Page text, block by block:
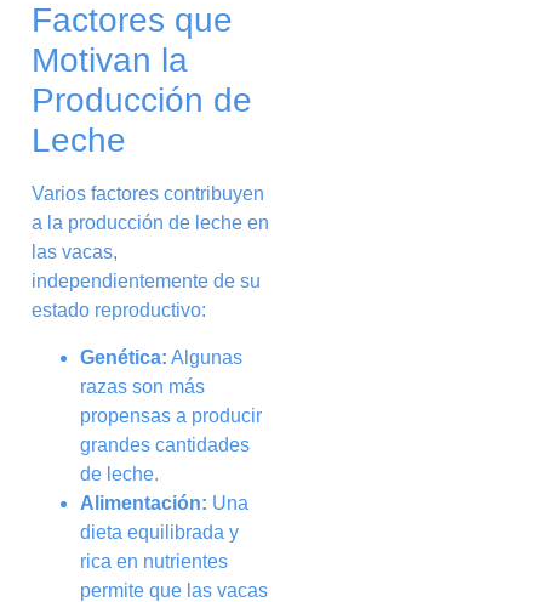
Factores que
Motivan la
Producción de
Leche
Varios factores contribuyen
a la producción de leche en
las vacas,
independientemente de su
estado reproductivo:
Genética: Algunas
razas son más
propensas a producir
grandes cantidades
de leche.
Alimentación: Una
dieta equilibrada y
rica en nutrientes
permite que las vacas